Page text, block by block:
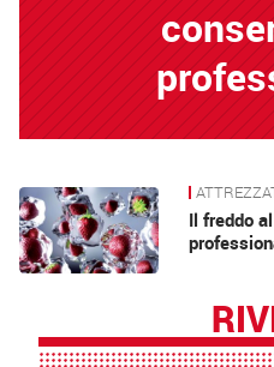
News
Il freddo